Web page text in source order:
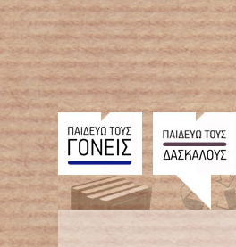
← Επιστροφή στο %s
Ανθρώπινη αλυσίδα προστασίας του δημόσιου σχολείου